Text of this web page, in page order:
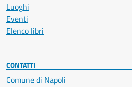
Luoghi
Eventi
Elenco libri
CONTATTI
Comune di Napoli